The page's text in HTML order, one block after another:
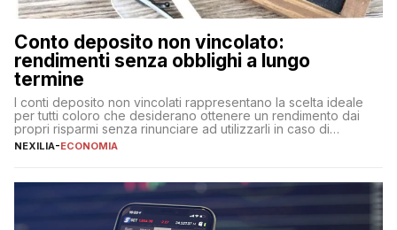
Conto deposito non vincolato:
rendimenti senza obblighi a lungo
termine
I conti deposito non vincolati rappresentano la scelta ideale
per tutti coloro che desiderano ottenere un rendimento dai
propri risparmi senza rinunciare ad utilizzarli in caso di
necessità. A differenza delle forme vincolate tradizionali,
flessibilità e rendimento. Come funzionano […]
NEXILIA-ECONOMIA